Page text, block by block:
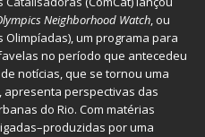
Neighborhood Watch, ou
Olimpíadas), um programa para
no período que antecedeu
notícias, que se tornou uma
perspectivas das
do Rio. Com matérias
por uma